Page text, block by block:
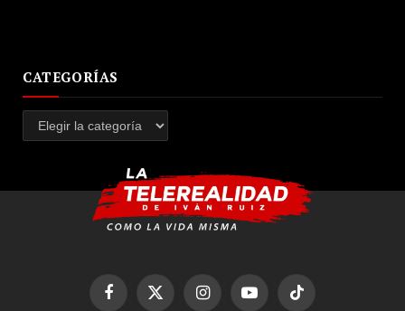
CATEGORÍAS
Categorías
FacebookX
InstagramYouTubeTikTok